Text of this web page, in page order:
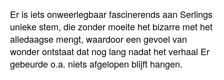
Er is iets onweerlegbaar fascinerends aan Serlings
unieke stem, die zonder moeite het bizarre met het
alledaagse mengt, waardoor een gevoel van
wonder ontstaat dat nog lang nadat het verhaal Er
gebeurde o.a. niets afgelopen blijft hangen.